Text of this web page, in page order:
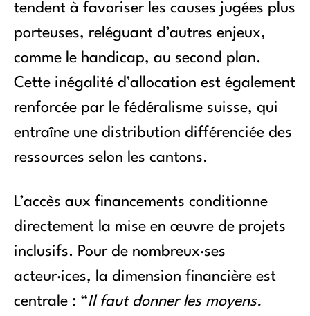
tendent à favoriser les causes jugées plus
porteuses, reléguant d’autres enjeux,
comme le handicap, au second plan.
Cette inégalité d’allocation est également
renforcée par le fédéralisme suisse, qui
entraîne une distribution différenciée des
ressources selon les cantons.
L’accès aux financements conditionne
directement la mise en œuvre de projets
inclusifs. Pour de nombreux·ses
acteur·ices, la dimension financière est
centrale : “Il faut donner les moyens.